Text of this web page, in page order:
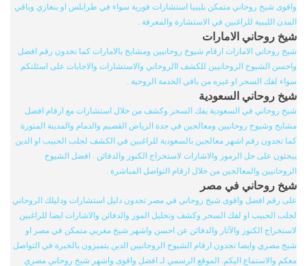
واقوى شيخ روحاني متمكن بليبيا استشارات فورية سواء في طرابلس او بنغازي وباقي
المدن الليبية للراغبين في الاستشارة والمعرفة .
شيخ روحاني الامارات
شيخ روحاني الامارات ارقام شيوخ روحانيين ومشايخ بالامارات كما تحدون رقم افضل
واحسن الشيوخ الروحانيين للكشف االروحاني والاستشارات والاجابات على اسئلتكم
سواء لفك السحر او غيره من باقي الخدمة الروحية .
شيخ روحاني السعودية
شيخ روحاني في السعودية يفك السحر وكشف من خلال استشارات مع ارقام افضل
مشايخ وشيوخ روحانيين ومعالجين في جدة الرياض القصيم والدمام والمدينة المنورة
كما تجدون رقم اشهر معالجين بالسعودية للراغبين في الكشف لجلب الحبيب او الدين
يبحثون على حل الرموز والاشارات لاستخراج الكنوز والدفائن . افضل الشيوخ
الروحانيين والمعالجين من خلال ارقام التواصل المباشرة .
شيخ روحاني في مصر
على رقم افضل واقوى شيخ روحاني في مصر تجدون دليل استشارات ودليلك الروحاني
لجلب الحبيب او لفك السحر وكشف وتحليل الموز والدفائن والاشارات ايضا للراغبين
لاستخراج الكنوز والآثار والدفائن عن احسن واشهر شيخ مغربي متمكن في مصر او
شيخ مصري وايضا تجدون ارقام الشيوخ الروحانيين الدين يتميزون يالخبرة في التواصل
معكم والاستماع اليكم. الموقع الرسمي لـ افضل واقوى واشهر شيخ روحاني مصري